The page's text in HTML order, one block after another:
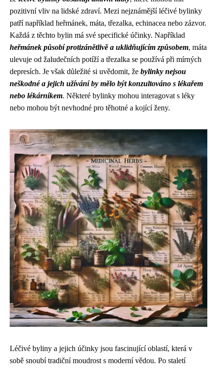
pozitivní vliv na lidské zdraví. Mezi nejznámější léčivé bylinky
patří například heřmánek, máta, třezalka, echinacea nebo zázvor.
Každá z těchto bylin má své specifické účinky. Například
heřmánek působí protizánětlivě a uklidňujícím způsobem, máta
ulevuje od žaludečních potíží a třezalka se používá při mírných
depresích. Je však důležité si uvědomit, že bylinky nejsou
neškodné a jejich užívání by mělo být konzultováno s lékařem
nebo lékárníkem. Některé bylinky mohou interagovat s léky
nebo mohou být nevhodné pro těhotné a kojící ženy.
Léčivé byliny a jejich účinky jsou fascinující oblastí, která v
sobě snoubí tradiční moudrost s moderní vědou. Po staletí